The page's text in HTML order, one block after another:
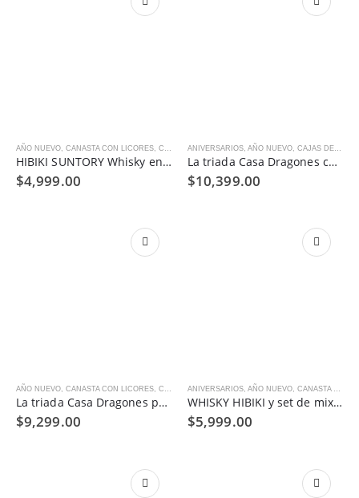
AÑO NUEVO CANASTA CON LICORES CUMPLEAÑOS ,DÍA DEL PADRE , REGALOS
HIBIKI SUNTORY Whisky en La Bella Canasta.
$4,999.00
ANIVERSARIOS AÑO NUEVO CAJAS DE REGALO
La triada Casa Dragones con kit de mixología
$10,399.00
AÑO NUEVO, CANASTA CON LICORES, CANASTAS ELITE ,COMPRAR POR OCASIÓN,NAVIDAD
La triada Casa Dragones presente en La Bella Canasta
$9,299.00
ANIVERSARIOS, AÑO NUEVO, CANASTA CON LICORES
WHISKY HIBIKI y set de mixología con piedras zaponitas.
$5,999.00